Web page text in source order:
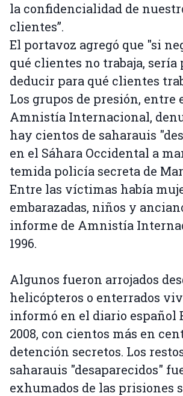
la confidencialidad de
clientes”.
El portavoz agregó que "si
qué clientes no trabaja, sería
deducir para qué clientes
Los grupos de presión, entre
Amnistía Internacional,
hay cientos de saharauis
en el Sáhara Occidental a
temida policía secreta de
Entre las víctimas había
embarazadas, niños y
informe de Amnistía
1996.
Algunos fueron arrojados
helicópteros o enterrados
informó en el diario español
2008, con cientos más en
detención secretos. Los
saharauis "desaparecidos"
exhumados de las prisiones